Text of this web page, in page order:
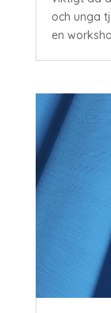
och unga
en